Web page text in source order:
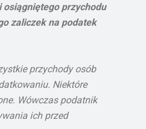
przychodu
zaliczek na podatek
przychody osób
Niektóre
Wówczas podatnik
ich przed